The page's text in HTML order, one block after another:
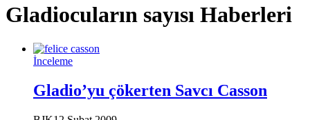
Gladiocuların sayısı Haberleri
İnceleme
Gladio’yu çökerten Savcı Casson